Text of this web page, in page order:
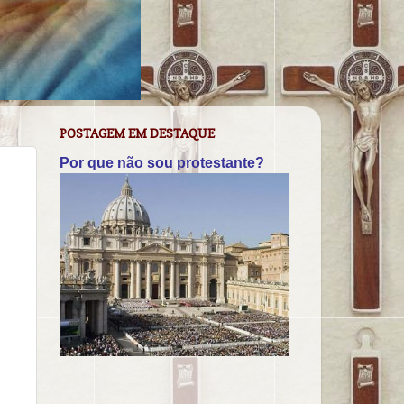
POSTAGEM EM DESTAQUE
Por que não sou protestante?